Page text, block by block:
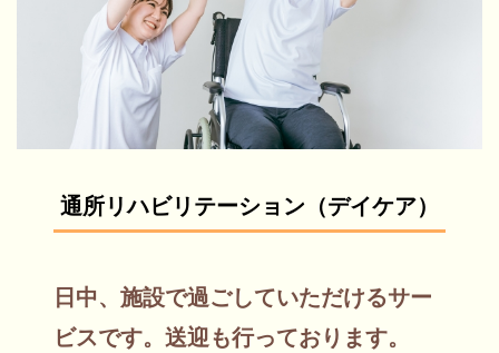
通所リハビリテーション（デイケア）
日中、施設で過ごしていただけるサー
ビスです。送迎も行っております。